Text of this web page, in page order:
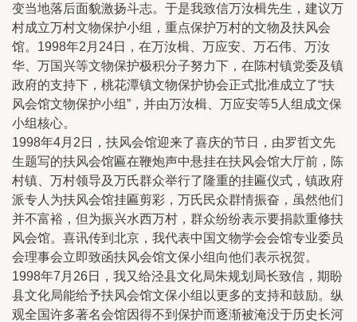
变当地落后面貌激扬斗志。于是我致信万汝楫先生，建议万
村成立万村文物保护小组，重点保护万村的文物及扶风会
馆。1998年2月24日，在万汝楫、万应安、万石伟、万汝
华、万国兴等文物保护极积分子努力下，在陈村镇党委及镇
政府的支持下，桃花潭镇文物保护协会正式批准成立了“扶
风会馆文物保护小组”，并由万汝楫、万应安等5人组成文保
小组核心。
1998年4月2日，扶风会馆迎来了喜庆的节日，由罗哲文先
生题写的扶风会馆匾在鞭炮声中悬挂在扶风会馆大厅前，陈
村镇、万村领导及万氏群众举行了隆重的挂匾仪式，镇政府
派专人为扶风会馆挂匾剪彩，万氏民众群情振奋，虽然他们
并不富裕，但为振兴水西万村，群众纷纷表示要捐款重修扶
风会馆。喜讯传到北京，我代表中国文物学会会馆专业委员
会理事会立即致函扶风会馆文保小组向他们表示祝贺。
1998年7月26日，我又给泾县文化局朱规划局长致信，期盼
县文化局能给予扶风会馆文保小组以更多的支持和鼓励。纵
观全国许多著名会馆因得不到保护而逐渐被淹没于历史长河